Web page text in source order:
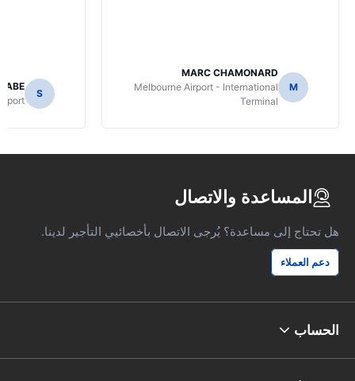
M
MARC CHAMONARD
Melbourne Airport - International
Terminal
S
المساعدة والاتصال
هل تحتاج إلى مساعدة؟ يُرجى الاتصال بأخصائيي التأجير لدينا.
دعم العملاء
الحساب